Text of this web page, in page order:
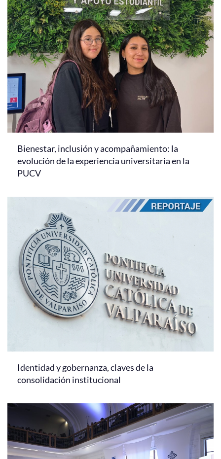
Bienestar, inclusión y acompañamiento: la
evolución de la experiencia universitaria en la
PUCV
Identidad y gobernanza, claves de la
consolidación institucional